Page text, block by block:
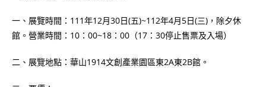
一、展覽時間：111年12月30日(五)~112年4月5日(三)，除夕休
館。營業時間：10：00~18：00（17：30停止售票及入場）
二、展覽地點：華山1914文創產業園區東2A東2B館。